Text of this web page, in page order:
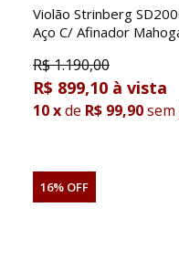
Violão Strinberg
Aço C/ Afinador
R$1.190,00
R$ 899,10
10xde R$ 99,90
16% OFF